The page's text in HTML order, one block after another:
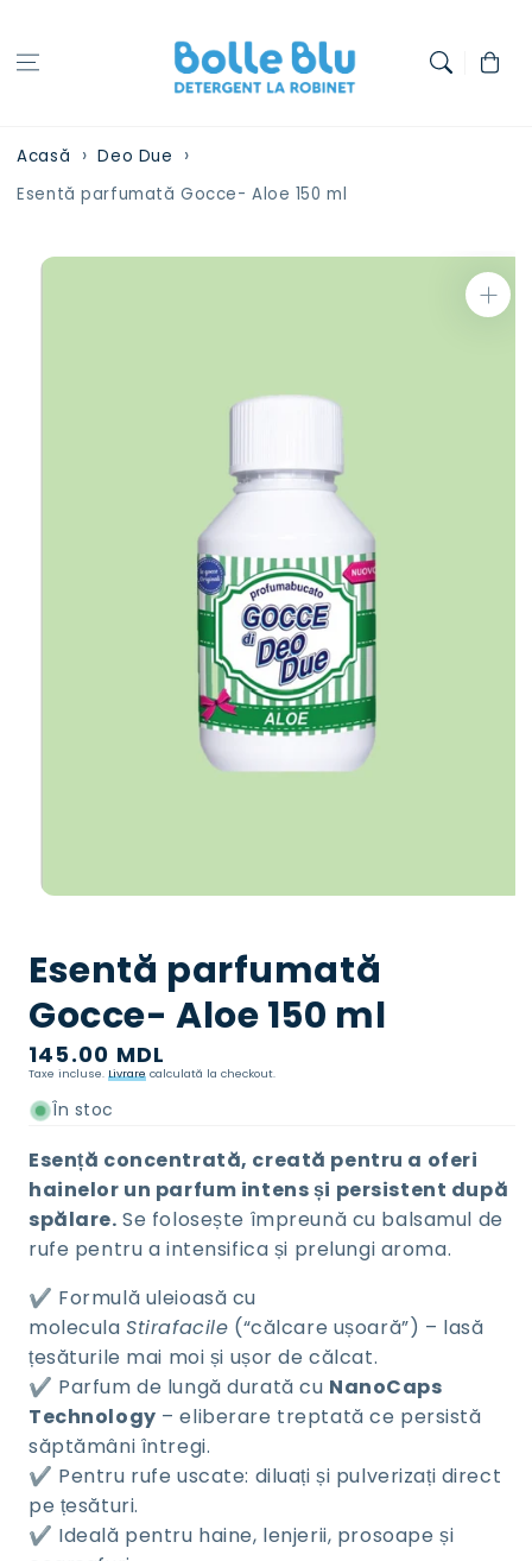
Coș
Acasă
Deo Due
Esentă parfumată Gocce- Aloe 150 ml
informațiile
în
mod
Esentă parfumată
Gocce- Aloe 150 ml
Preț
normal
145.00 MDL
Taxe incluse.Livrare calculată la checkout.
În stoc
Esență concentrată, creată pentru a oferi
hainelor un parfum intens și persistent după
spălare. Se folosește împreună cu balsamul de
rufe pentru a intensifica și prelungi aroma.
✔️ Formulă uleioasă cu
molecula Stirafacile (“călcare ușoară”) – lasă
țesăturile mai moi și ușor de călcat.
✔️ Parfum de lungă durată cu NanoCaps
Technology – eliberare treptată ce persistă
săptămâni întregi.
✔️ Pentru rufe uscate: diluați și pulverizați direct
pe țesături.
✔️ Ideală pentru haine, lenjerii, prosoape și